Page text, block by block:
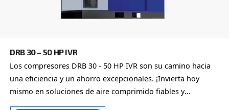
Al enviar esta solicitud, Ceccato podrá ponerse en
He leído y acepto la política de privacidad